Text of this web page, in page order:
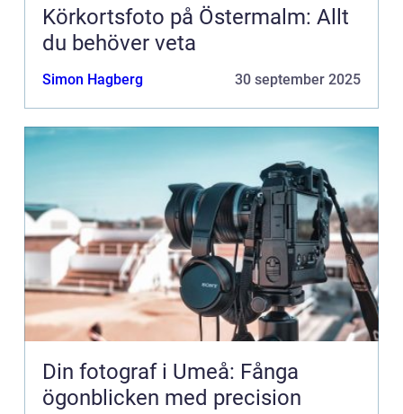
Körkortsfoto på Östermalm: Allt
du behöver veta
Simon Hagberg 30 september 2025
Din fotograf i Umeå: Fånga
ögonblicken med precision